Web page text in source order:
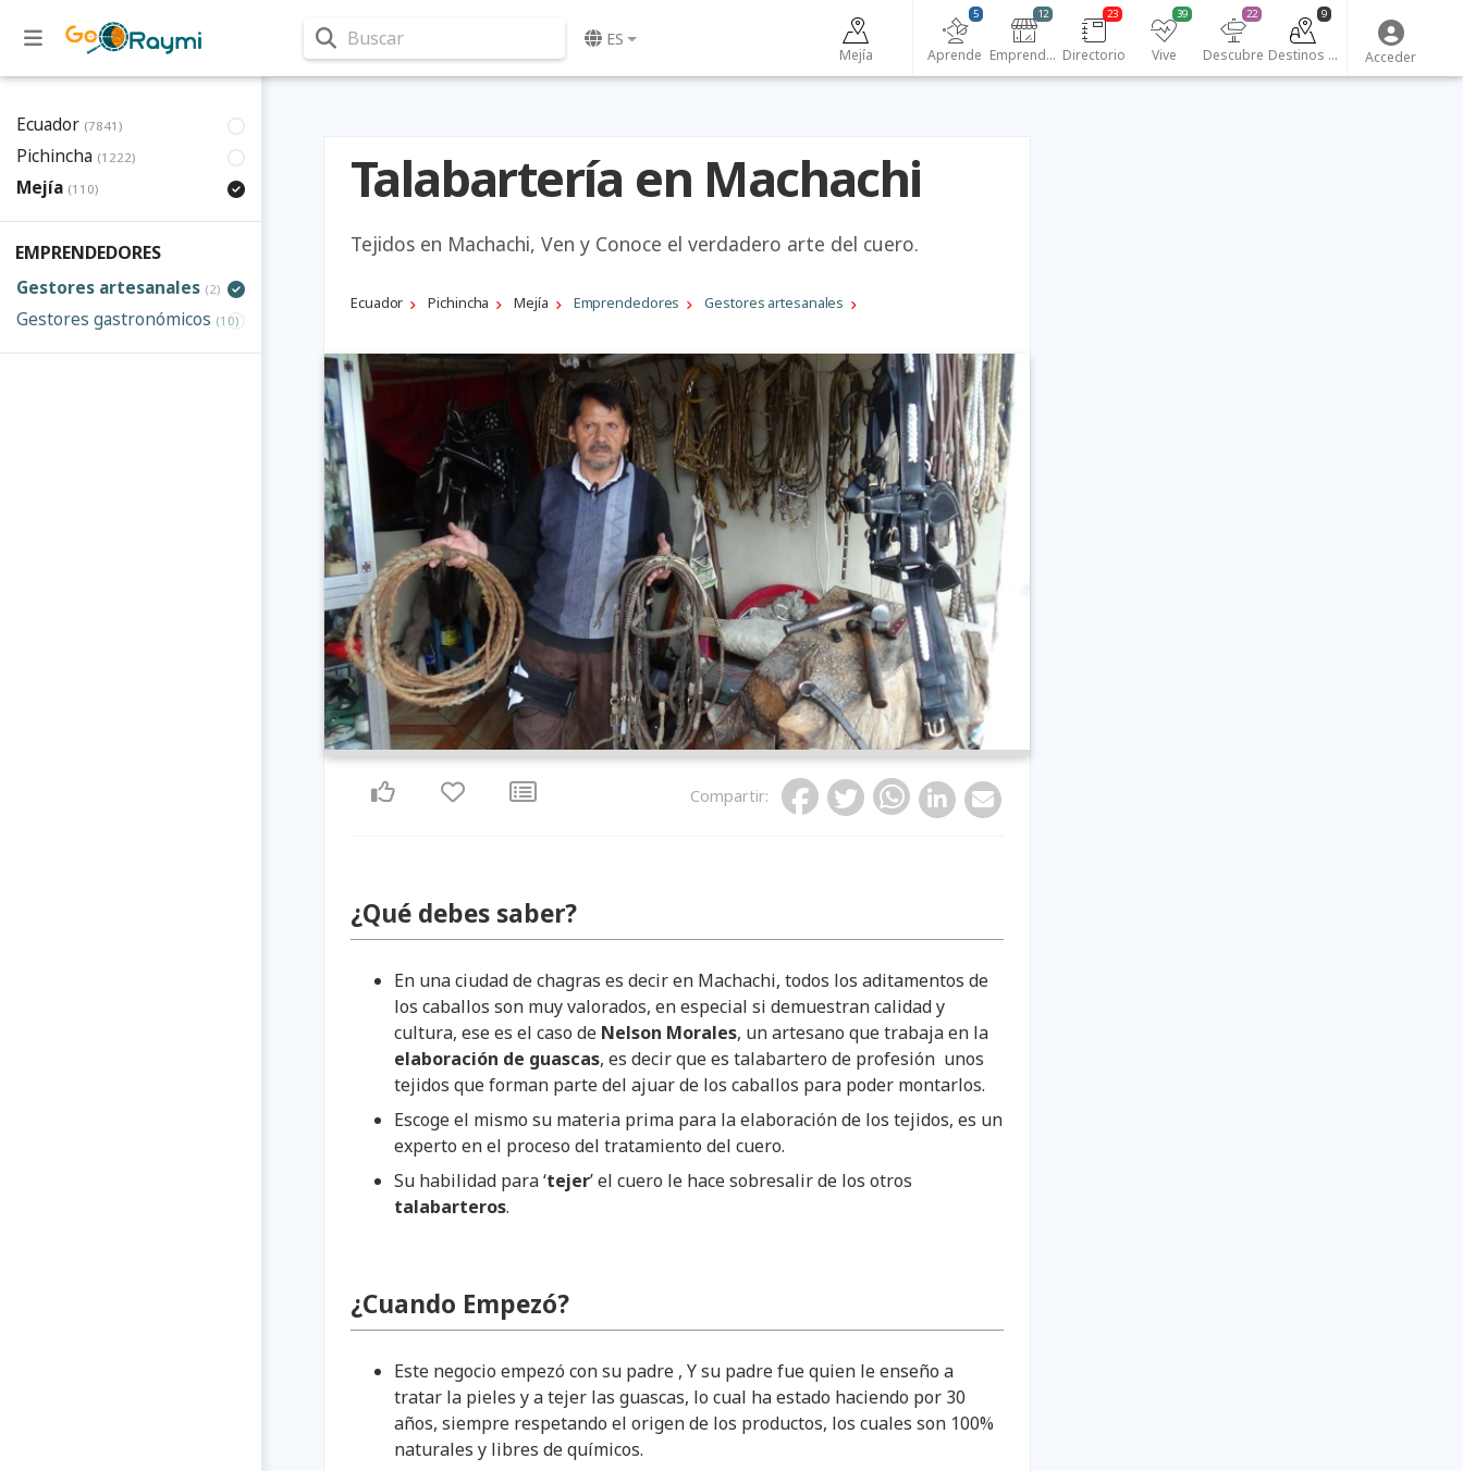
Buscar ES
Mejí­a Aprende
5
Emprendedores
12
Directorio
23
Vive
39
Descubre
22
Destinos turísticos
9
Acceder
Ecuador (7841)
Pichincha (1222)
Mejí­a (110)
EMPRENDEDORES
Gestores artesanales (2)
Gestores gastronómicos (10)
Talabartería en Machachi
Tejidos en Machachi, Ven y Conoce el verdadero arte del cuero.
Ecuador Pichincha Mejí­a Emprendedores Gestores artesanales
Compartir:
¿Qué debes saber?
En una ciudad de chagras es decir en Machachi, todos los aditamentos de
los caballos son muy valorados, en especial si demuestran calidad y
cultura, ese es el caso de Nelson Morales, un artesano que trabaja en la
elaboración de guascas, es decir que es talabartero de profesión unos
tejidos que forman parte del ajuar de los caballos para poder montarlos.
Escoge el mismo su materia prima para la elaboración de los tejidos, es un
experto en el proceso del tratamiento del cuero.
Su habilidad para ‘tejer’ el cuero le hace sobresalir de los otros
talabarteros.
¿Cuando Empezó?
Este negocio empezó con su padre , Y su padre fue quien le enseño a
tratar la pieles y a tejer las guascas, lo cual ha estado haciendo por 30
años, siempre respetando el origen de los productos, los cuales son 100%
naturales y libres de químicos.